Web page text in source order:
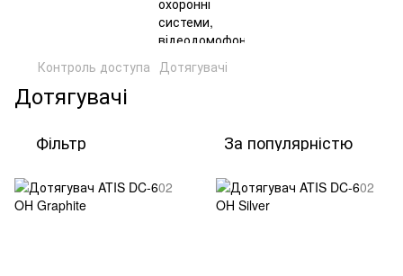
Контроль доступа Дотягувачі
Дотягувачі
Фільтр За популярністю